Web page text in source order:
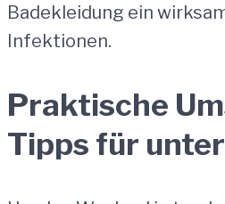
Badekleidung ein
Infektionen.
Praktische
Tipps für